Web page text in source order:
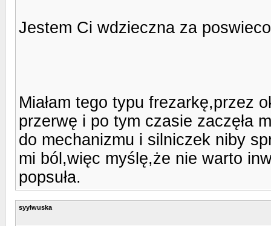
Jestem Ci wdzieczna za
Miałam tego typu frezarkę,przez
przerwę i po tym czasie zaczęła
do mechanizmu i silniczek niby
mi ból,więc myślę,że nie warto
popsuła.
syylwuska